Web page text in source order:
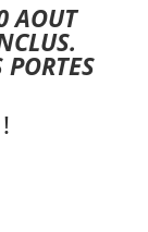
AOUT
PORTES